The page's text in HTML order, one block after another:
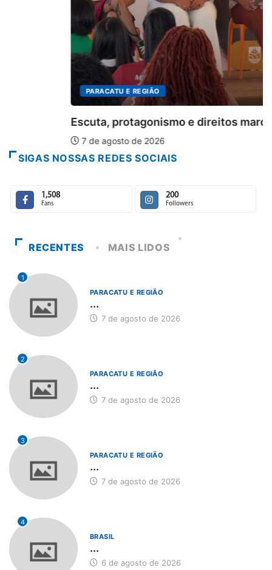
PARACATU E REGIÃO
Escuta, protagonismo e direitos marcam o I...
7 de agosto de 2026
SIGAS NOSSAS REDES SOCIAIS
1,508
Fans
200
Followers
RECENTES MAIS LIDOS
1
PARACATU E REGIÃO
...
7 de agosto de 2026
2
PARACATU E REGIÃO
...
7 de agosto de 2026
3
PARACATU E REGIÃO
...
7 de agosto de 2026
4
BRASIL
...
6 de agosto de 2026